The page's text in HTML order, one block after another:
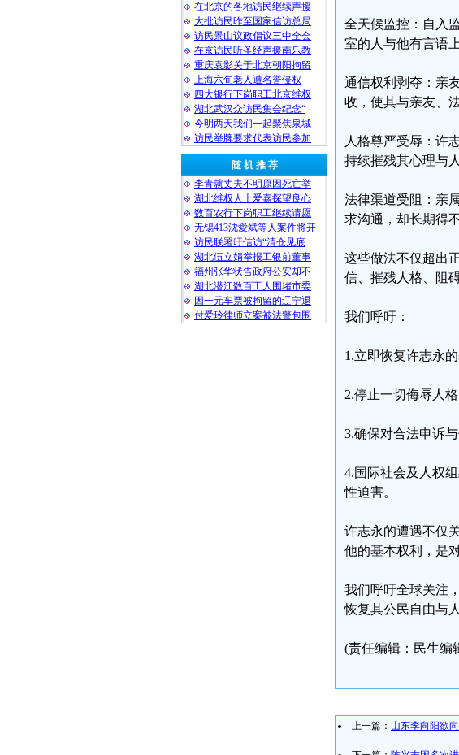
在北京的各地访民继续声援
大批访民昨至国家信访总局
访民景山议政倡议三中全会
在京访民听圣经声援南乐教
重庆袁影关于北京朝阳拘留
上海六旬老人遭名誉侵权
四大银行下岗职工北京维权
湖北武汉众访民集会纪念“
今明两天我们一起聚焦泉城
访民举牌要求代表访民参加
随 机 推 荐
李青就丈夫不明原因死亡举
湖北维权人士爱嘉探望良心
数百农行下岗职工继续请愿
无锡413沈愛斌等人案件将开
访民联署吁信访“清仓见底
湖北伍立娟举报工银前董事
福州张华状告政府公安却不
湖北潜江数百工人围堵市委
因一元车票被拘留的辽宁退
付爱玲律师立案被法警包围
全天候监控：自入
室的人与他有言语
通信权利剥夺：亲
收，使其与亲友、
人格尊严受辱：许
持续摧残其心理与
法律渠道受阻：亲
求沟通，却长期得
这些做法不仅超出
信、摧残人格、阻
我们呼吁：
1.立即恢复许志永
2.停止一切侮辱人
3.确保对合法申诉
4.国际社会及人权
性迫害。
许志永的遭遇不仅
他的基本权利，是
我们呼吁全球关注
恢复其公民自由与
(责任编辑：民生编
上一篇： 山东李向阳欲